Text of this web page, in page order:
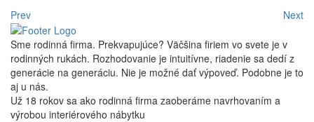
Prev Next
Sme rodinná firma. Prekvapujúce? Väčšina firiem vo svete je v
rodinných rukách. Rozhodovanie je intuitívne, riadenie sa dedí z
generácie na generáciu. Nie je možné dať výpoveď. Podobne je to
aj u nás.
Už 18 rokov sa ako rodinná firma zaoberáme navrhovaním a
výrobou interiérového nábytku